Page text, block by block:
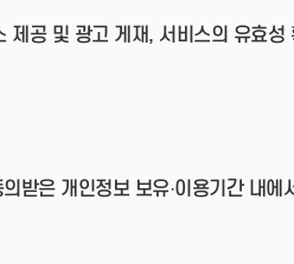
제공 및 광고 게재, 서비스의 유효성
받은 개인정보 보유·이용기간 내에